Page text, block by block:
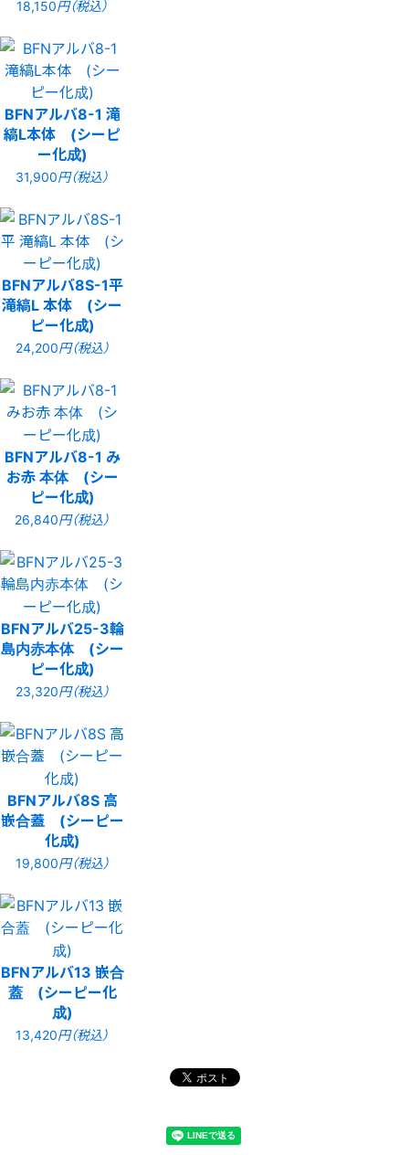
18,150円（税込）
BFNアルバ8-1 滝
縞L本体 (シーピ
ー化成)
31,900円（税込）
BFNアルバ8S-1平
滝縞L 本体 (シー
ピー化成)
24,200円（税込）
BFNアルバ8-1 み
お赤 本体 (シー
ピー化成)
26,840円（税込）
BFNアルバ25-3輪
島内赤本体 (シー
ピー化成)
23,320円（税込）
BFNアルバ8S 高
嵌合蓋 (シーピー
化成)
19,800円（税込）
BFNアルバ13 嵌合
蓋 (シーピー化
成)
13,420円（税込）